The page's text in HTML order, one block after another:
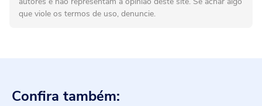
que viole os termos de uso, denuncie.
Confira também: